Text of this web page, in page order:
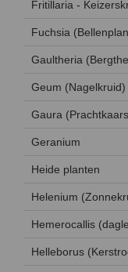
Fritillaria -
Fuchsia
Gaultheria
Geum (Nagelkruid)
Gaura
Geranium
Heide planten
Helenium
Hemerocallis
Helleborus